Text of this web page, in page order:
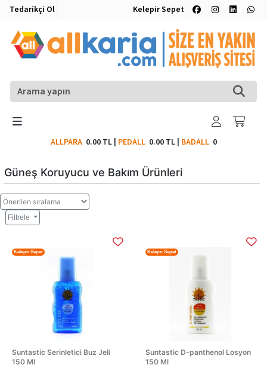
Tedarikçi Ol Kelepir Sepet
ALLPARA 0.00 TL| PEDALL 0.00 TL| BADALL0
Güneş Koruyucu ve Bakım Ürünleri
Filtrele
Suntastic Serinletici Buz Jeli
150 Ml
Kelepir Sepet
Suntastic D-panthenol Losyon
150 Ml
Kelepir Sepet